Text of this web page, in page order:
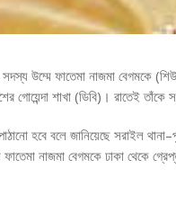
সদস্য উম্মে ফাতেমা নাজমা বেগমকে
গোয়েন্দা শাখা (ডিবি)। রাতেই তাঁকে
হবে বলে জানিয়েছে সরাইল
নাজমা বেগমকে ঢাকা থেকে